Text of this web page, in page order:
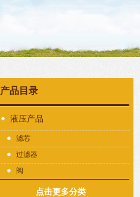
产品目录
液压产品
滤芯
过滤器
阀
点击更多分类